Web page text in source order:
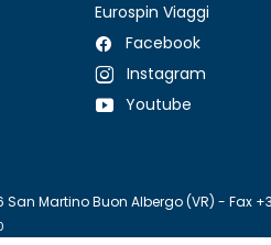
Eurospin Viaggi
Facebook
Instagram
Youtube
Martino Buon Albergo (VR) - Fax